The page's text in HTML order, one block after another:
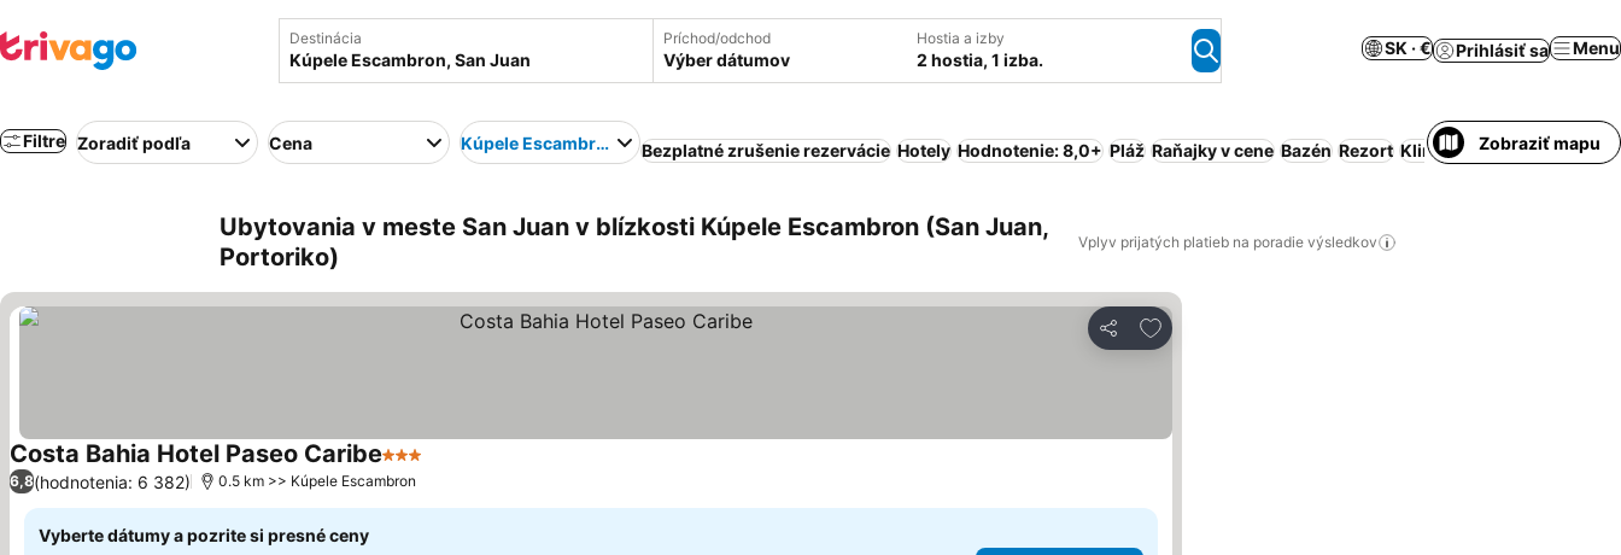
Destinácia Príchod/odchod
Výber dátumov
Hostia a izby
2 hostia, 1 izba.
SK · € Prihlásiť sa Menu
Filtre Zoradiť podľa Cena Kúpele Escambron Bezplatné zrušenie rezervácie Hotely Hodnotenie: 8,0+ Pláž Raňajky v cene Bazén Rezort KlimatizáciaZobraziť mapu
Ubytovania v meste San Juan v blízkosti Kúpele Escambron (San Juan,
Portoriko)
Vplyv prijatých platieb na poradie výsledkov
Zdieľať
Pridať do obľúbených
Costa Bahia Hotel Paseo Caribe3 Počet hviezdičiek
6,8(hodnotenia: 6 382) 0.5 km >> Kúpele Escambron
Vyberte dátumy a pozrite si presné ceny